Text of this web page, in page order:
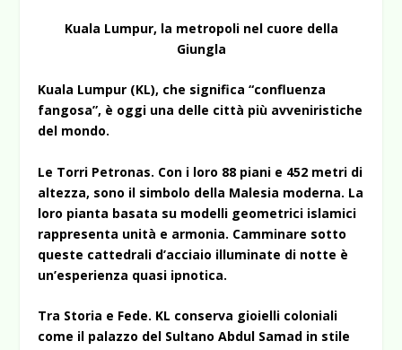
Kuala Lumpur, la metropoli nel cuore della
Giungla
Kuala Lumpur (KL), che significa “confluenza
fangosa”, è oggi una delle città più avveniristiche
del mondo.
Le Torri Petronas. Con i loro 88 piani e 452 metri di
altezza, sono il simbolo della Malesia moderna. La
loro pianta basata su modelli geometrici islamici
rappresenta unità e armonia. Camminare sotto
queste cattedrali d’acciaio illuminate di notte è
un’esperienza quasi ipnotica.
Tra Storia e Fede. KL conserva gioielli coloniali
come il palazzo del Sultano Abdul Samad in stile